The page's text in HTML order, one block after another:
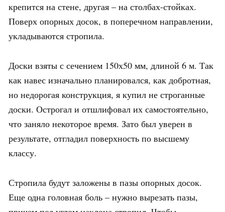
крепится на стене, другая – на столбах-стойках.
Поверх опорных досок, в поперечном направлении,
укладываются стропила.
Доски взяты с сечением 150х50 мм, длиной 6 м. Так
как навес изначально планировался, как добротная,
но недорогая конструкция, я купил не строганные
доски. Острогал и отшлифовал их самостоятельно,
что заняло некоторое время. Зато был уверен в
результате, отгладил поверхность по высшему
классу.
Стропила будут заложены в пазы опорных досок.
Еще одна головная боль – нужно вырезать пазы,